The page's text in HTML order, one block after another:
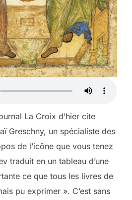
La Croix d’hier cite
Greschny, un spécialiste des
de l’icône que vous tenez
traduit en un tableau d’une
ce que tous les livres de
pu exprimer ». C’est sans